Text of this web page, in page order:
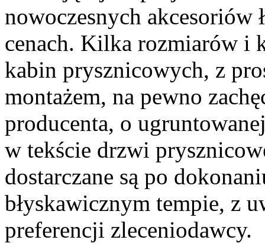
nowoczesnych akcesoriów
cenach. Kilka rozmiarów i
kabin prysznicowych, z
montażem, na pewno
producenta, o
w tekście drzwi
dostarczane są po
błyskawicznym tempie, z
preferencji zleceniodawcy.